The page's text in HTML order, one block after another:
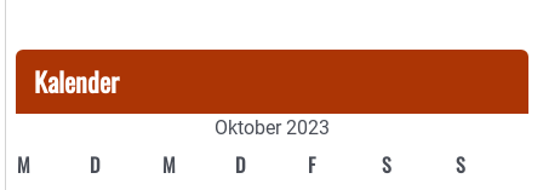
Kalender
Oktober 2023
M D M D F S S